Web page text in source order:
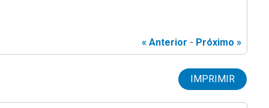
« Anterior - Próximo »
IMPRIMIR